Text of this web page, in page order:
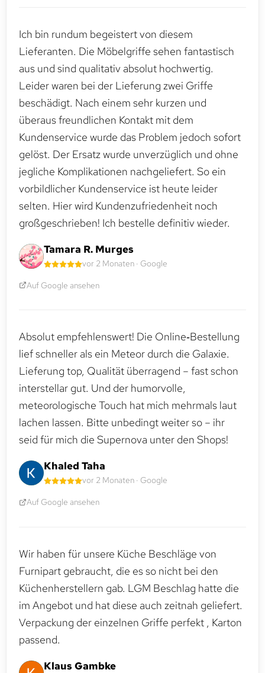
Ich bin rundum begeistert von diesem
Lieferanten. Die Möbelgriffe sehen fantastisch
aus und sind qualitativ absolut hochwertig.
Leider waren bei der Lieferung zwei Griffe
beschädigt. Nach einem sehr kurzen und
überaus freundlichen Kontakt mit dem
Kundenservice wurde das Problem jedoch sofort
gelöst. Der Ersatz wurde unverzüglich und ohne
jegliche Komplikationen nachgeliefert. So ein
vorbildlicher Kundenservice ist heute leider
selten. Hier wird Kundenzufriedenheit noch
großgeschrieben! Ich bestelle definitiv wieder.
Tamara R. Murges
vor 2 Monaten · Google
Auf Google ansehen
Absolut empfehlenswert! Die Online‑Bestellung
lief schneller als ein Meteor durch die Galaxie.
Lieferung top, Qualität überragend – fast schon
interstellar gut. Und der humorvolle,
meteorologische Touch hat mich mehrmals laut
lachen lassen. Bitte unbedingt weiter so – ihr
seid für mich die Supernova unter den Shops!
Khaled Taha
vor 2 Monaten · Google
Auf Google ansehen
Wir haben für unsere Küche Beschläge von
Furnipart gebraucht, die es so nicht bei den
Küchenherstellern gab. LGM Beschlag hatte die
im Angebot und hat diese auch zeitnah geliefert.
Verpackung der einzelnen Griffe perfekt , Karton
passend.
Klaus Gambke